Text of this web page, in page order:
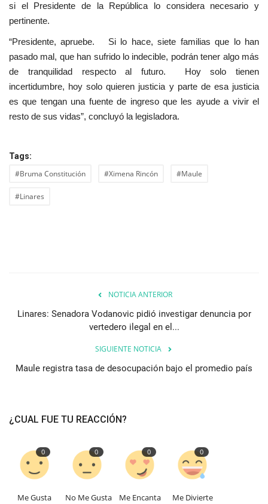
si el Presidente de la República lo considera necesario y
pertinente.
“Presidente, apruebe. Si lo hace, siete familias que lo han
pasado mal, que han sufrido lo indecible, podrán tener algo más
de tranquilidad respecto al futuro. Hoy solo tienen
incertidumbre, hoy solo quieren justicia y parte de esa justicia
es que tengan una fuente de ingreso que les ayude a vivir el
resto de sus vidas”, concluyó la legisladora.
Tags:
#Bruma Constitución #Ximena Rincón #Maule
#Linares
NOTICIA ANTERIOR
Linares: Senadora Vodanovic pidió investigar denuncia por
vertedero ilegal en el...
SIGUIENTE NOTICIA
Maule registra tasa de desocupación bajo el promedio país
¿CUAL FUE TU REACCIÓN?
0
Me Gusta
0
No Me Gusta
0
Me Encanta
0
Me Divierte